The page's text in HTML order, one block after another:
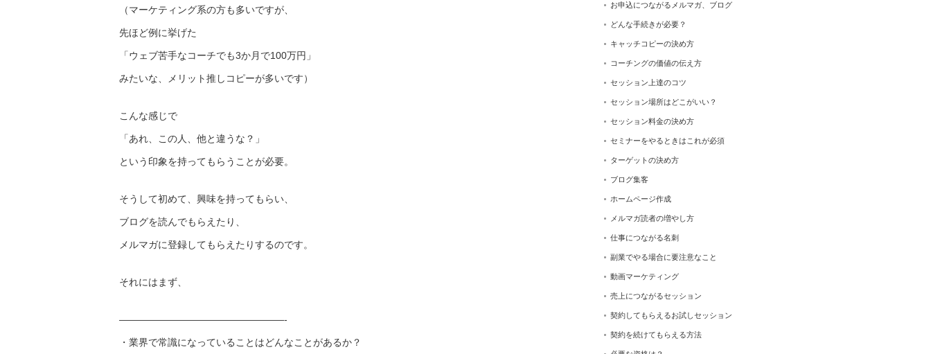
（マーケティング系の方も多いですが、
先ほど例に挙げた
「ウェブ苦手なコーチでも3か月で100万円」
みたいな、メリット推しコピーが多いです）
こんな感じで
「あれ、この人、他と違うな？」
という印象を持ってもらうことが必要。
そうして初めて、興味を持ってもらい、
ブログを読んでもらえたり、
メルマガに登録してもらえたりするのです。
それにはまず、
—————————————————-
・業界で常識になっていることはどんなことがあるか？
お申込につながるメルマガ、ブログ
どんな手続きが必要？
キャッチコピーの決め方
コーチングの価値の伝え方
セッション上達のコツ
セッション場所はどこがいい？
セッション料金の決め方
セミナーをやるときはこれが必須
ターゲットの決め方
ブログ集客
ホームページ作成
メルマガ読者の増やし方
仕事につながる名刺
副業でやる場合に要注意なこと
動画マーケティング
売上につながるセッション
契約してもらえるお試しセッション
契約を続けてもらえる方法